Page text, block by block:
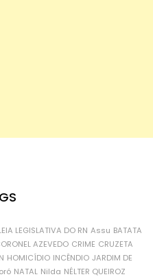
LEGISLATIVA DO RN Assu BATATA
AZEVEDO CRIME CRUZETA
HOMICÍDIO INCÊNDIO JARDIM DE
NATAL Nilda NÉLTER QUEIROZ